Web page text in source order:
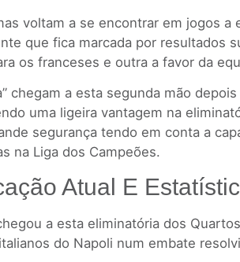
voltam a se encontrar em jogos a
que fica marcada por resultados
os franceses e outra a favor da
chegam a esta segunda mão
uma ligeira vantagem na
segurança tendo em conta a
na Liga dos Campeões.
Atual E
a esta eliminatória dos
do Napoli num embate